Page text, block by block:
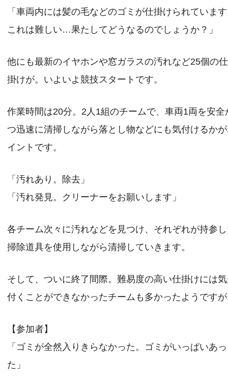
「車両内には髪の毛などのゴミが仕掛けられていま
これは難しい…果たしてどうなるのでしょうか？」
他にも最新のイヤホンや窓ガラスの汚れなど25個の仕
掛けが。いよいよ競技スタートです。
作業時間は20分。2人1組のチームで、車両1両を安全
つ迅速に清掃しながら落とし物などにも気付けるか
イントです。
「汚れあり。除去」
「汚れ発見。クリーナーをお願いします」
各チーム次々に汚れなどを見つけ、それぞれが持参
掃除道具を使用しながら清掃していきます。
そして、ついに終了間際。難易度の高い仕掛けには
付くことができなかったチームも多かったようです
【参加者】
「ゴミが全然入りきらなかった。ゴミがいっぱいあっ
た」